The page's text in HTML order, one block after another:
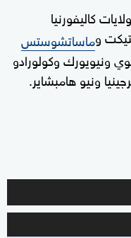
كاليفورنيا
وماساتشوستس
ونيويورك وكولورادو
ونيو هامبشاير.